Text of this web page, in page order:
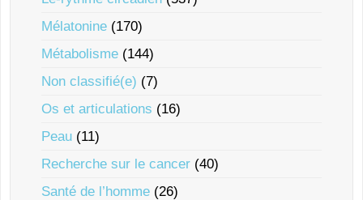
Mélatonine (170)
Métabolisme (144)
Non classifié(e) (7)
Os et articulations (16)
Peau (11)
Recherche sur le cancer (40)
Santé de l’homme (26)